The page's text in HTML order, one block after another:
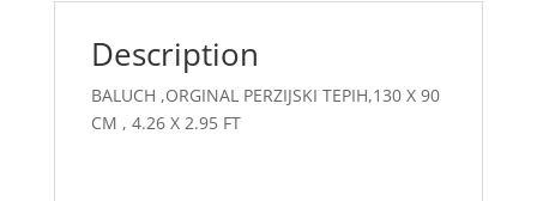
Description
BALUCH ,ORGINAL PERZIJSKI TEPIH,130 X 90
CM , 4.26 X 2.95 FT